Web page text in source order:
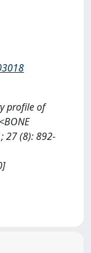
profile of
27 (8): 892-